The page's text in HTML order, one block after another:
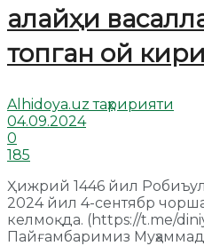
алайҳи
топган ой
Alhidoya.uz таҳририяти
04.09.2024
0
185
Ҳижрий 1446 йил
2024 йил 4-сентябр
келмоқда. (https://t.me/
Пайғамбаримиз Муҳаммад